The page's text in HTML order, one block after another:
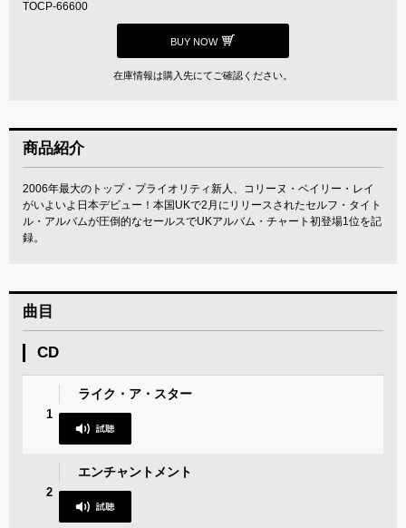
TOCP-66600
BUY NOW
在庫情報は購入先にてご確認ください。
商品紹介
2006年最大のトップ・プライオリティ新人、コリーヌ・ベイリー・レイ
がいよいよ日本デビュー！本国UKで2月にリリースされたセルフ・タイト
ル・アルバムが圧倒的なセールスでUKアルバム・チャート初登場1位を記
録。
曲目
CD
1
ライク・ア・スター
2
エンチャントメント